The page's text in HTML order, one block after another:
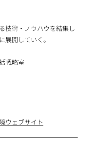
技術・ノウハウを結集し
展開していく。
戦略室
ウェブサイト